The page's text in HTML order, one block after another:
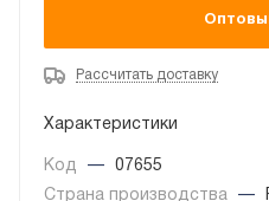
Рассчитать доставку
Характеристики
Код —
07655
Страна производства
—